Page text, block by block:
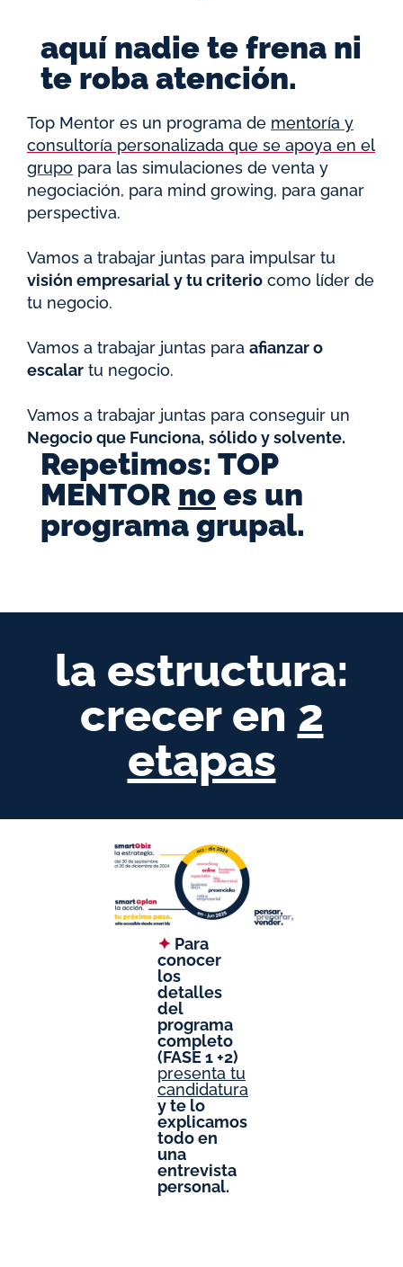
aquí nadie te frena ni
te roba atención.
Top Mentor es un programa de mentoría y
consultoría personalizada que se apoya en el
grupo para las simulaciones de venta y
negociación, para mind growing, para ganar
perspectiva.
Vamos a trabajar juntas para impulsar tu
visión empresarial y tu criterio como líder de
tu negocio.
Vamos a trabajar juntas para afianzar o
escalar tu negocio.
Vamos a trabajar juntas para conseguir un
Negocio que Funciona, sólido y solvente.
Repetimos: TOP
MENTOR no es un
programa grupal.
la estructura:
crecer en 2
etapas
✦ Para
conocer
los
detalles
del
programa
completo
(FASE 1 +2)
presenta tu
candidatura
y te lo
explicamos
todo en
una
entrevista
personal.